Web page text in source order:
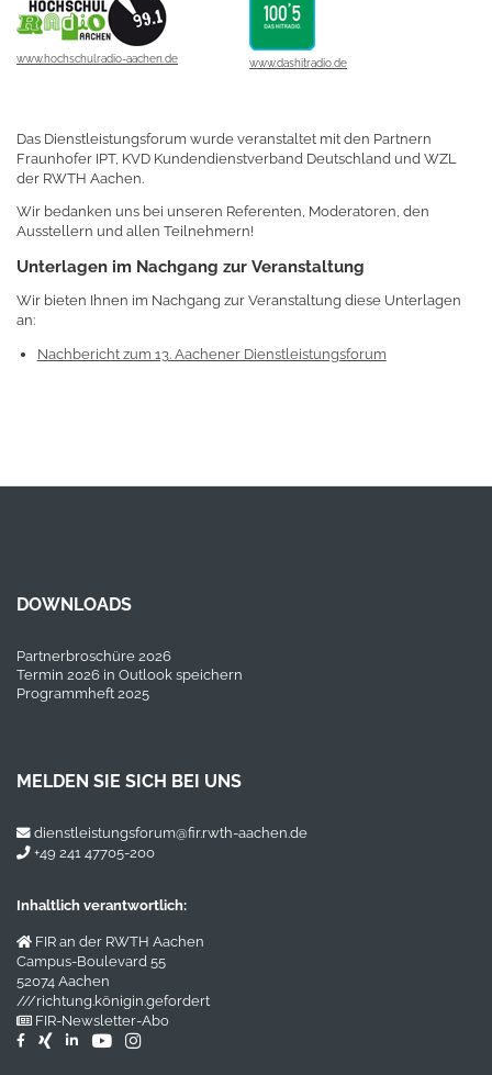
www.hochschulradio-aachen.de www.dashitradio.de
Das Dienstleistungsforum wurde veranstaltet mit den Partnern
Fraunhofer IPT, KVD Kundendienstverband Deutschland und WZL
der RWTH Aachen.
Wir bedanken uns bei unseren Referenten, Moderatoren, den
Ausstellern und allen Teilnehmern!
Unterlagen im Nachgang zur Veranstaltung
Wir bieten Ihnen im Nachgang zur Veranstaltung diese Unterlagen
an:
Nachbericht zum 13. Aachener Dienstleistungsforum
DOWNLOADS
Partnerbroschüre 2026
Termin 2026 in Outlook speichern
Programmheft 2025
MELDEN SIE SICH BEI UNS
dienstleistungsforum@fir.rwth-aachen.de
+49 241 47705-200
Inhaltlich verantwortlich:
FIR an der RWTH Aachen
Campus-Boulevard 55
52074 Aachen
///richtung.königin.gefordert
FIR-Newsletter-Abo